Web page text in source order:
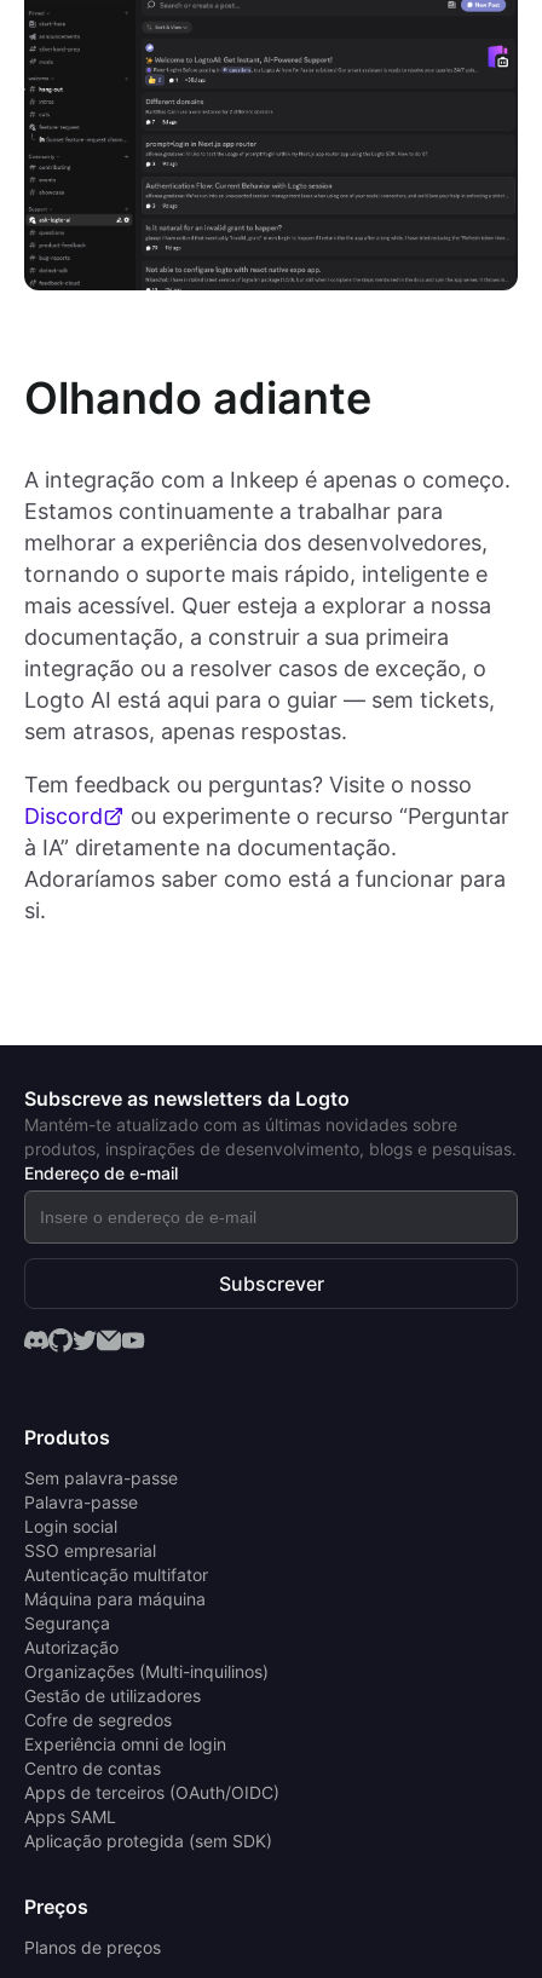
Olhando adiante
A integração com a Inkeep é apenas o começo.
Estamos continuamente a trabalhar para
melhorar a experiência dos desenvolvedores,
tornando o suporte mais rápido, inteligente e
mais acessível. Quer esteja a explorar a nossa
documentação, a construir a sua primeira
integração ou a resolver casos de exceção, o
Logto AI está aqui para o guiar — sem tickets,
sem atrasos, apenas respostas.
Tem feedback ou perguntas? Visite o nosso
Discord
ou experimente o recurso “Perguntar
à IA” diretamente na documentação.
Adoraríamos saber como está a funcionar para
si.
Subscreve as newsletters da Logto
Mantém-te atualizado com as últimas novidades sobre
produtos, inspirações de desenvolvimento, blogs e pesquisas.
Endereço de e-mail
Subscrever
Produtos
Sem palavra-passe
Palavra-passe
Login social
SSO empresarial
Autenticação multifator
Máquina para máquina
Segurança
Autorização
Organizações (Multi-inquilinos)
Gestão de utilizadores
Cofre de segredos
Experiência omni de login
Centro de contas
Apps de terceiros (OAuth/OIDC)
Apps SAML
Aplicação protegida (sem SDK)
Preços
Planos de preços